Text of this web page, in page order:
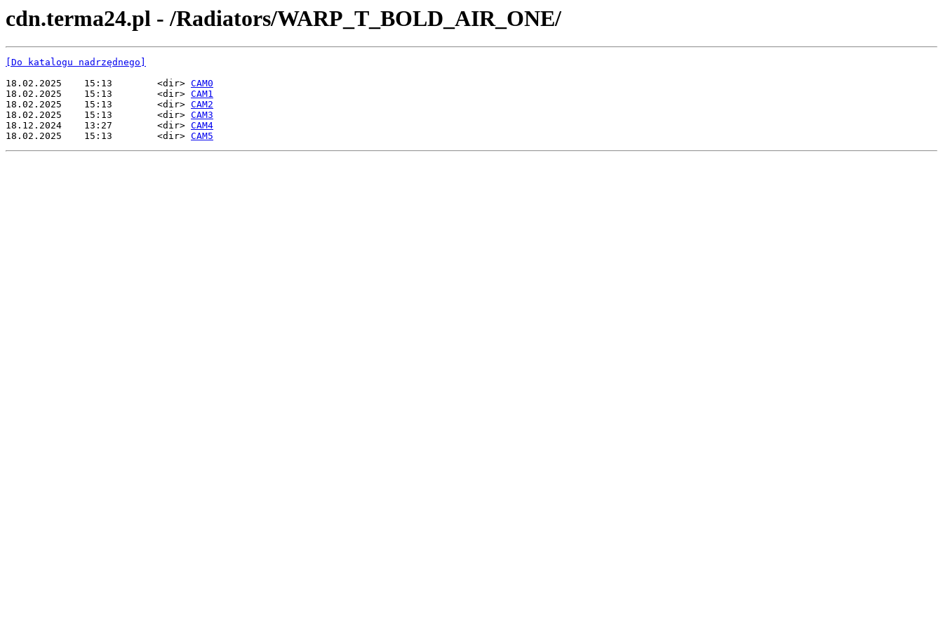
cdn.terma24.pl - /Radiators/WARP_T_BOLD_AIR_ONE/
[Do katalogu nadrzędnego]
18.02.2025    15:13        <dir> CAM0
18.02.2025    15:13        <dir> CAM1
18.02.2025    15:13        <dir> CAM2
18.02.2025    15:13        <dir> CAM3
18.12.2024    13:27        <dir> CAM4
18.02.2025    15:13        <dir> CAM5